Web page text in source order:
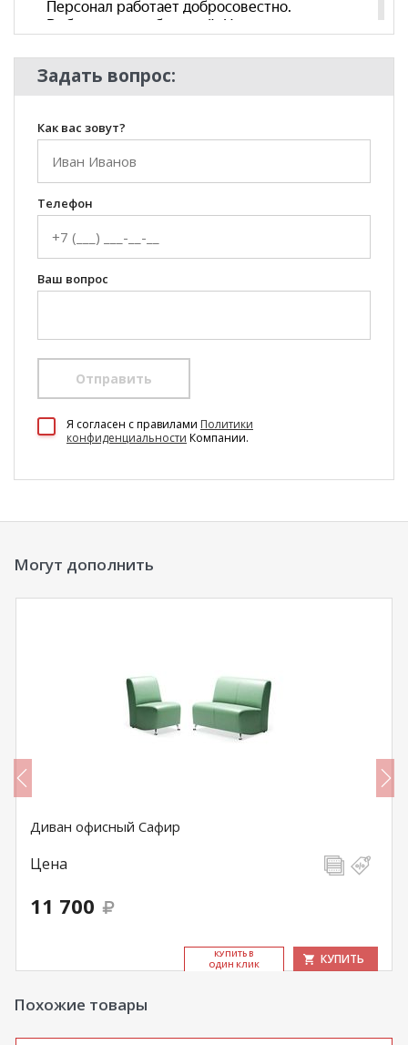
Комната
Кабинет/Офис
Пол
Задать вопрос:
Как вас зовут?
Телефон
Ваш вопрос
Отправить
Я согласен c правилами Политики
конфиденциальности Компании.
Могут дополнить
Диван офисный Сафир
Цена
11 700
КУ­ПИТЬ В
ОДИН КЛИК
КУПИТЬ
Похожие товары